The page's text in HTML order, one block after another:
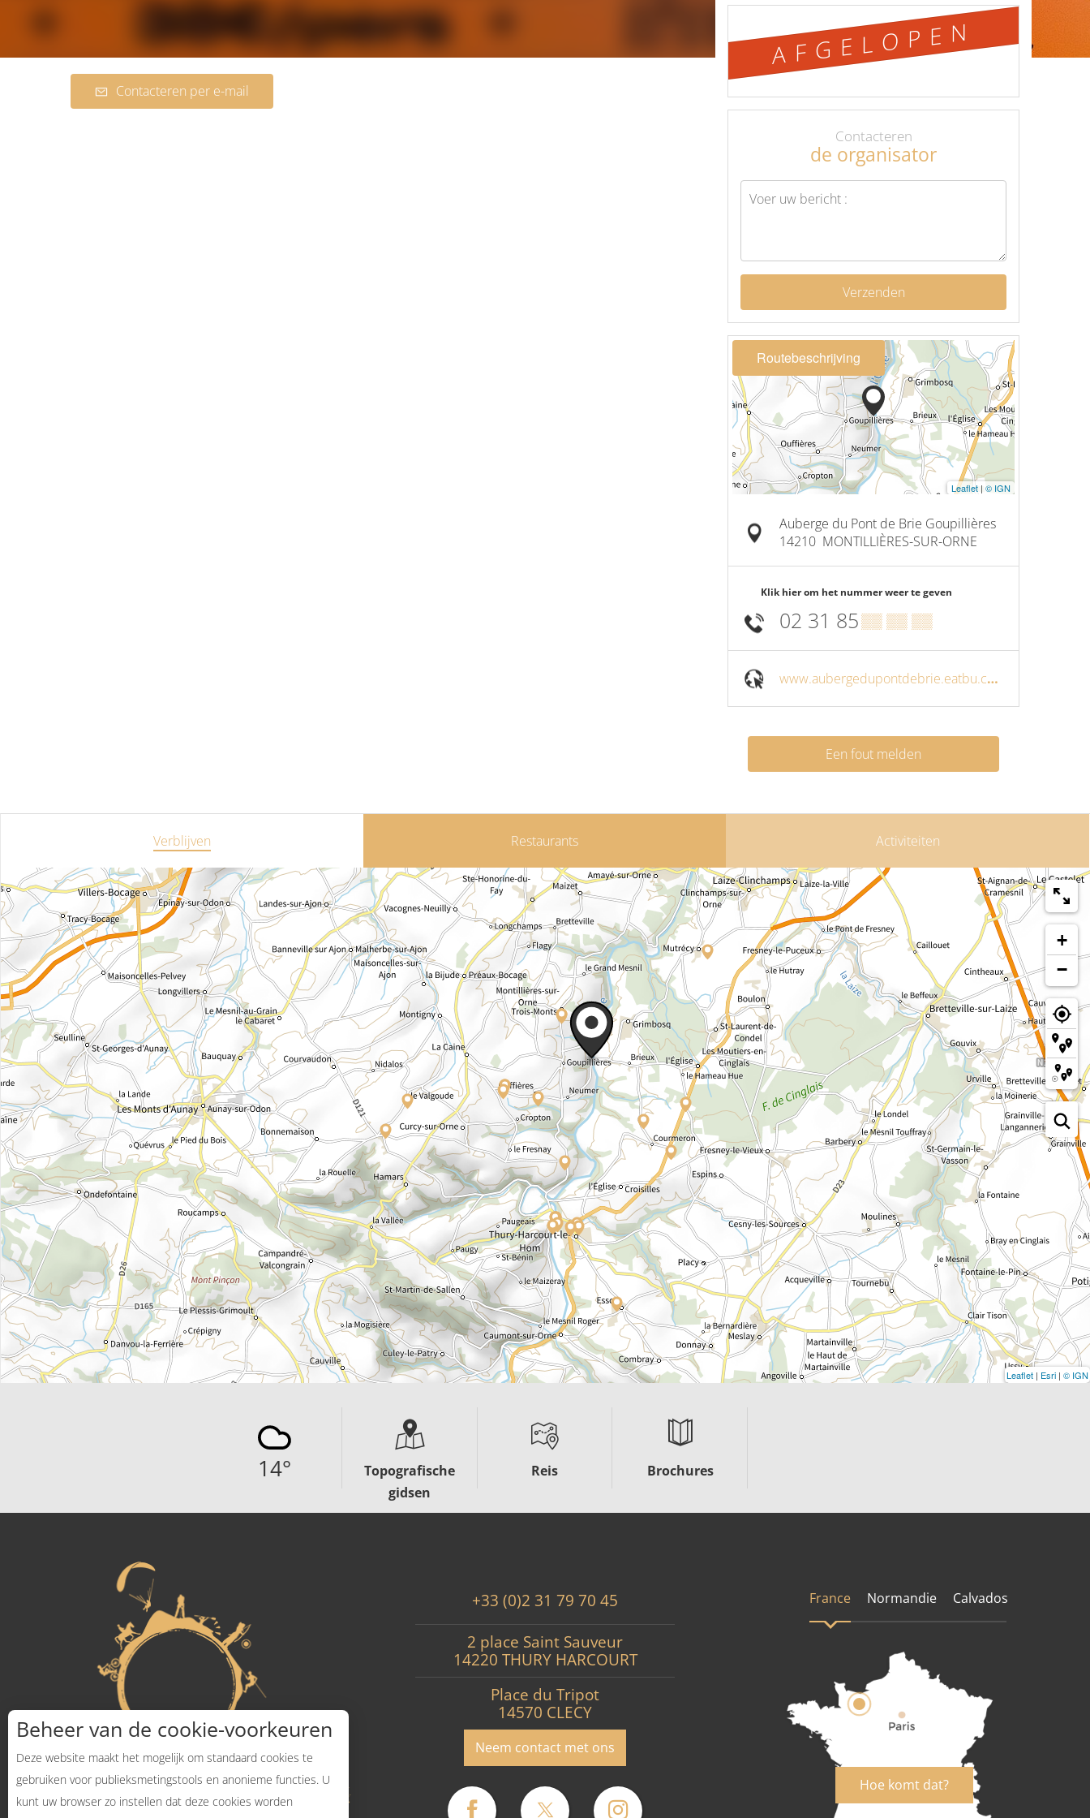
Contacteren per e-mail
AFGELOPEN
Contacteren
de organisator
Verzenden
Routebeschrijving
Leaflet | © IGN
Auberge du Pont de Brie Goupillières
14210 MONTILLIÈRES-SUR-ORNE
Klik hier om het nummer weer te geven
02 31 85▒▒ ▒▒ ▒▒
www.aubergedupontdebrie.eatbu.com
Een fout melden
Verblijven Restaurants Activiteiten
+
−
Leaflet | Esri | © IGN
14°
Topografische
gidsen
Reis Brochures
+33 (0)2 31 79 70 45
2 place Saint Sauveur
14220 THURY HARCOURT
Place du Tripot
14570 CLECY
Neem contact met ons
France Normandie Calvados
Hoe komt dat?
Beheer van de cookie-voorkeuren
Deze website maakt het mogelijk om standaard cookies te
gebruiken voor publieksmetingstools en anonieme functies. U
kunt uw browser zo instellen dat deze cookies worden